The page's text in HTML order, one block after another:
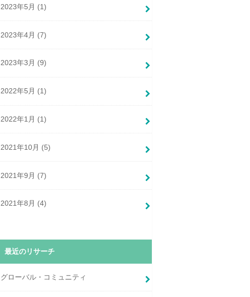
2023年5月 (1)
2023年4月 (7)
2023年3月 (9)
2022年5月 (1)
2022年1月 (1)
2021年10月 (5)
2021年9月 (7)
2021年8月 (4)
最近のリサーチ
グローバル・コミュニティ